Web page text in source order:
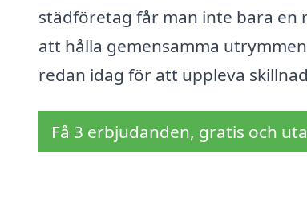
städföretag får man inte bara en
att hålla gemensamma
redan idag för att uppleva
Få 3 erbjudanden, gratis och